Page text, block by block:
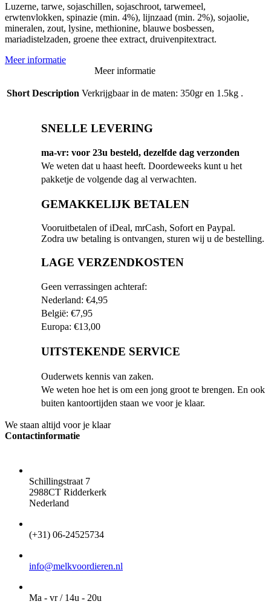
Luzerne, tarwe, sojaschillen, sojaschroot, tarwemeel,
erwtenvlokken, spinazie (min. 4%), lijnzaad (min. 2%), sojaolie,
mineralen, zout, lysine, methionine, blauwe bosbessen,
mariadistelzaden, groene thee extract, druivenpitextract.
Meer informatie
Meer informatie
Short Description Verkrijgbaar in de maten: 350gr en 1.5kg .
SNELLE LEVERING
ma-vr: voor 23u besteld, dezelfde dag verzonden
We weten dat u haast heeft. Doordeweeks kunt u het
pakketje de volgende dag al verwachten.
GEMAKKELIJK BETALEN
Vooruitbetalen of iDeal, mrCash, Sofort en Paypal.
Zodra uw betaling is ontvangen, sturen wij u de bestelling.
LAGE VERZENDKOSTEN
Geen verrassingen achteraf:
Nederland: €4,95
België: €7,95
Europa: €13,00
UITSTEKENDE SERVICE
Ouderwets kennis van zaken.
We weten hoe het is om een jong groot te brengen. En ook
buiten kantoortijden staan we voor je klaar.
We staan altijd voor je klaar
Contactinformatie
Schillingstraat 7
2988CT Ridderkerk
Nederland
(+31) 06-24525734
info@melkvoordieren.nl
Ma - vr / 14u - 20u